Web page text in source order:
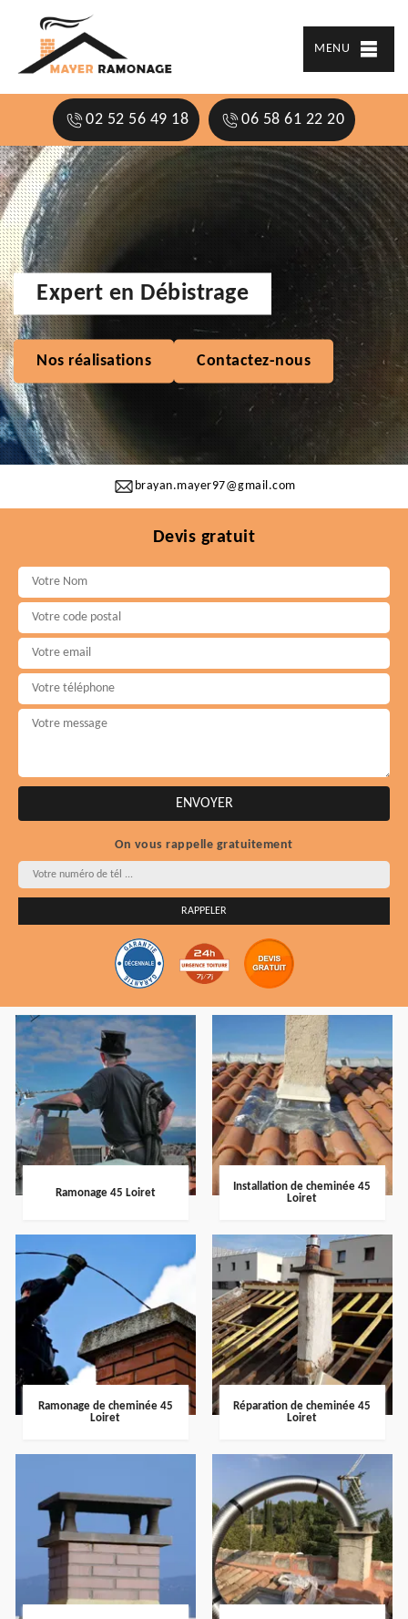
MENU
02 52 56 49 18 06 58 61 22 20
brayan.mayer97@gmail.com
Expert en Débistrage
Nos réalisations Contactez-nous
Devis gratuit
On vous rappelle gratuitement
Ramonage 45 Loiret
Installation de cheminée 45
Loiret
Ramonage de cheminée 45
Loiret
Réparation de cheminée 45
Loiret